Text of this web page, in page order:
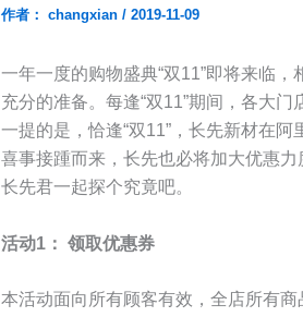
作者： changxian / 2019-11-09
一年一度的购物盛典“双11”即将来临
充分的准备。每逢“双11”期间，各大
一提的是，恰逢“双11”，长先新材在
喜事接踵而来，长先也必将加大优惠
长先君一起探个究竟吧。
活动1： 领取优惠券
本活动面向所有顾客有效，全店所有商